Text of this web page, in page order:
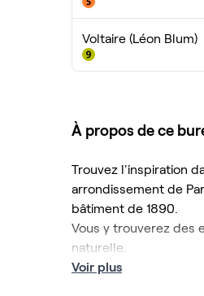
Voltaire (Léon Blum)
À propos de ce
Trouvez l'inspiration
arrondissement de
bâtiment de 1890.
Vous y trouverez des
naturelle.
Trouvez ici tout ce
Voir plus